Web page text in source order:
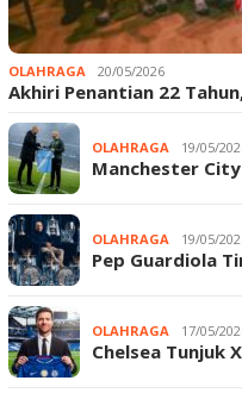
OLAHRAGA 20/05/2026
Akhiri Penantian 22
OLAHRAGA 19/05/
Manchester
OLAHRAGA 19/05/
Pep Guardiola
OLAHRAGA 17/05/
Chelsea Tunjuk